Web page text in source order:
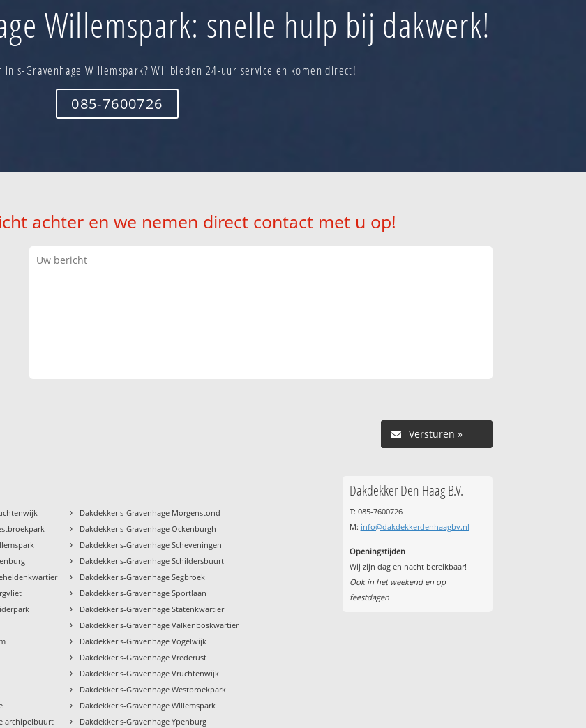
Willemspark: snelle hulp bij dakwerk!
s-Gravenhage Willemspark? Wij bieden 24-uur service en komen direct!
085-7600726
achter en we nemen direct contact met u op!
Versturen »
archipelbuurt
› Dakdekker s-Gravenhage Morgenstond
› Dakdekker s-Gravenhage Ockenburgh
› Dakdekker s-Gravenhage Scheveningen
› Dakdekker s-Gravenhage Schildersbuurt
› Dakdekker s-Gravenhage Segbroek
› Dakdekker s-Gravenhage Sportlaan
› Dakdekker s-Gravenhage Statenkwartier
› Dakdekker s-Gravenhage Valkenboskwartier
› Dakdekker s-Gravenhage Vogelwijk
› Dakdekker s-Gravenhage Vrederust
› Dakdekker s-Gravenhage Vruchtenwijk
› Dakdekker s-Gravenhage Westbroekpark
› Dakdekker s-Gravenhage Willemspark
› Dakdekker s-Gravenhage Ypenburg
Dakdekker Den Haag B.V.
T: 085-7600726
M: info@dakdekkerdenhaagbv.nl
Openingstijden
Wij zijn dag en nacht bereikbaar!
Ook in het weekend en op
feestdagen